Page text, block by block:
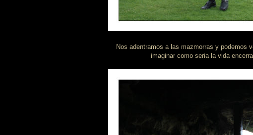
Nos adentramos a las mazmorras y podemos
imaginar como seria la vida